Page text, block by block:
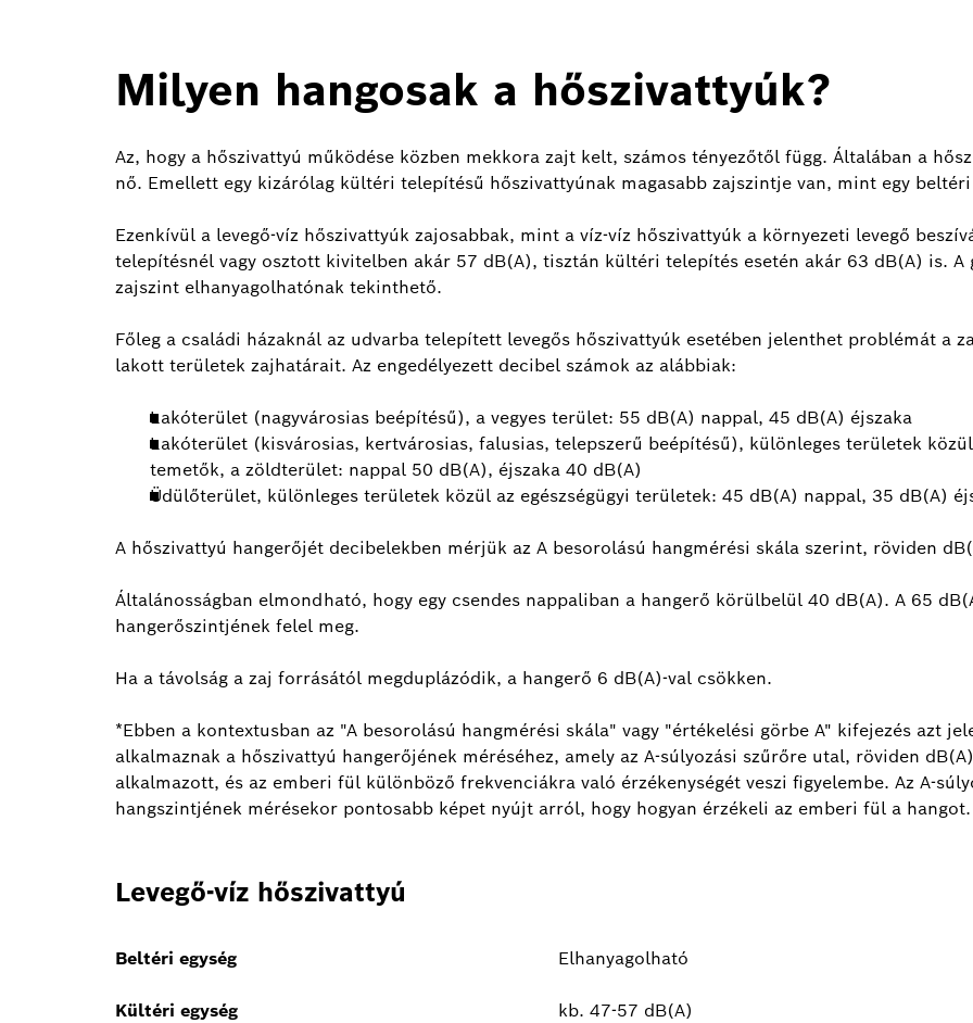
Milyen hangosak a hőszivattyúk?
Az, hogy a hőszivattyú működése közben mekkora zajt kelt, számos tényezőtől függ. Általában a
nő. Emellett egy kizárólag kültéri telepítésű hőszivattyúnak magasabb zajszintje van, mint egy
Ezenkívül a levegő-víz hőszivattyúk zajosabbak, mint a víz-víz hőszivattyúk a környezeti levegő
telepítésnél vagy osztott kivitelben akár 57 dB(A), tisztán kültéri telepítés esetén akár 63 dB(A) is.
zajszint elhanyagolhatónak tekinthető.
Főleg a családi házaknál az udvarba telepített levegős hőszivattyúk esetében jelenthet problémát a
lakott területek zajhatárait. Az engedélyezett decibel számok az alábbiak:
Lakóterület (nagyvárosias beépítésű), a vegyes terület: 55 dB(A) nappal, 45 dB(A) éjszaka
Lakóterület (kisvárosias, kertvárosias, falusias, telepszerű beépítésű), különleges területek
temetők, a zöldterület: nappal 50 dB(A), éjszaka 40 dB(A)
Üdülőterület, különleges területek közül az egészségügyi területek: 45 dB(A) nappal, 35 dB(A)
A hőszivattyú hangerőjét decibelekben mérjük az A besorolású hangmérési skála szerint, röviden
Általánosságban elmondható, hogy egy csendes nappaliban a hangerő körülbelül 40 dB(A). A 65
hangerőszintjének felel meg.
Ha a távolság a zaj forrásától megduplázódik, a hangerő 6 dB(A)-val csökken.
*Ebben a kontextusban az "A besorolású hangmérési skála" vagy "értékelési görbe A" kifejezés azt
alkalmaznak a hőszivattyú hangerőjének méréséhez, amely az A-súlyozási szűrőre utal, röviden
alkalmazott, és az emberi fül különböző frekvenciákra való érzékenységét veszi figyelembe. Az A-
hangszintjének mérésekor pontosabb képet nyújt arról, hogy hogyan érzékeli az emberi fül a hangot.
Levegő-víz hőszivattyú
Beltéri egység Elhanyagolható
Kültéri egység kb. 47-57 dB(A)